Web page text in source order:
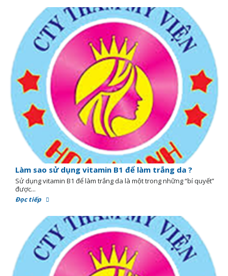
Làm sao sử dụng vitamin B1 để làm trắng da ?
Sử dụng vitamin B1 để làm trắng da là một trong những “bí quyết”
được...
Đọc tiếp